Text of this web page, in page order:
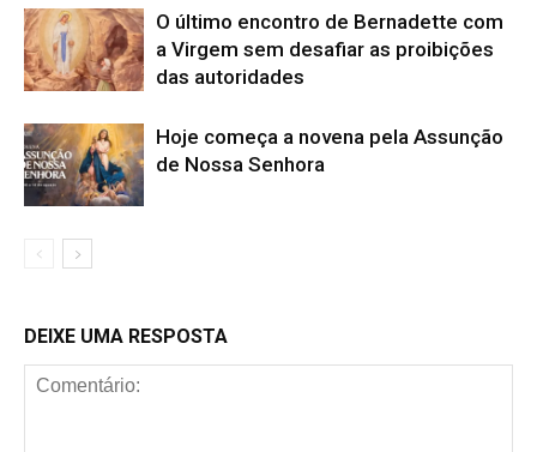
O último encontro de Bernadette com
a Virgem sem desafiar as proibições
das autoridades
Hoje começa a novena pela Assunção
de Nossa Senhora
DEIXE UMA RESPOSTA